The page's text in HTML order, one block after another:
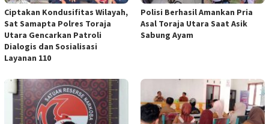
Ciptakan Kondusifitas Wilayah,
Sat Samapta Polres Toraja
Utara Gencarkan Patroli
Dialogis dan Sosialisasi
Layanan 110
Polisi Berhasil Amankan Pria
Asal Toraja Utara Saat Asik
Sabung Ayam